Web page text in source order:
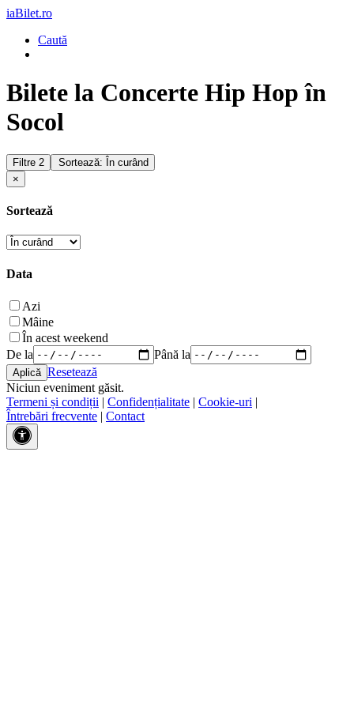
iaBilet.ro
Caută
Bilete la Concerte Hip Hop în
Socol
Filtre 2
Sortează: În curând
×
Sortează
Data
Azi
Mâine
În acest weekend
De la
Până la
Resetează
Niciun eveniment găsit.
Termeni și condiții | Confidențialitate | Cookie-uri |
Întrebări frecvente | Contact